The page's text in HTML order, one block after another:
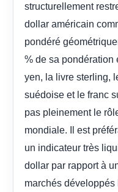
structurellement
dollar américain
pondéré
% de sa pondération
yen, la livre sterling,
suédoise et le franc
pas pleinement le
mondiale. Il est
un indicateur très
dollar par rapport à
marchés